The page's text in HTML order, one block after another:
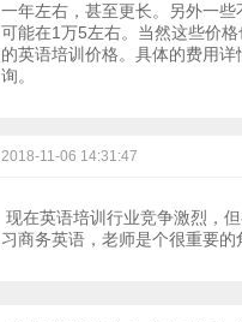
一年左右，甚至更长。另外一
可能在1万5左右。当然这些价
的英语培训价格。具体的费用
询。
2018-11-06 14:31:47
现在英语培训行业竞争激烈，
习商务英语，老师是个很重要的